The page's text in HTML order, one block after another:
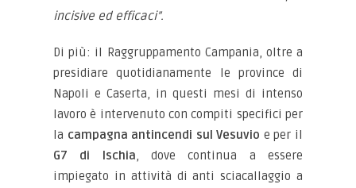
incisive ed efficaci”.
Di più: il Raggruppamento Campania, oltre a
presidiare quotidianamente le province di
Napoli e Caserta, in questi mesi di intenso
lavoro è intervenuto con compiti specifici per
la campagna antincendi sul Vesuvio e per il
G7 di Ischia, dove continua a essere
impiegato in attività di anti sciacallaggio a